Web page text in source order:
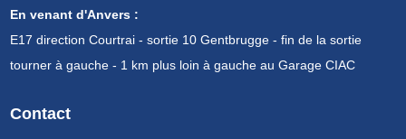
En venant d'Anvers :
E17 direction Courtrai - sortie 10 Gentbrugge - fin de la sortie
tourner à gauche - 1 km plus loin à gauche au Garage CIAC
Contact